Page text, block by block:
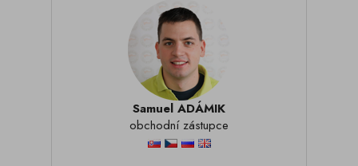
Samuel ADÁMIK
obchodní zástupce